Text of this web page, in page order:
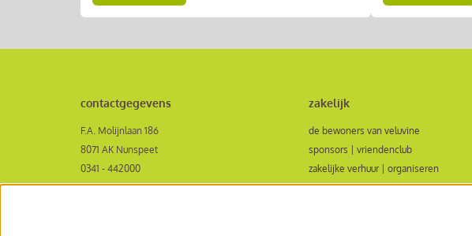
contactgegevens
F.A. Molijnlaan 186
8071 AK Nunspeet
0341 - 442000
receptie@veluvinenunspeet.nl
zakelijk
de bewoners van veluvine
sponsors | vriendenclub
zakelijke verhuur | organiseren
aanvraagformulier zaalhuur en